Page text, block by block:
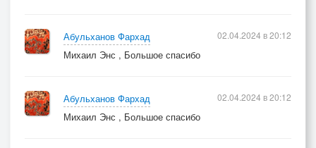
Абульханов Фархад
Михаил Энс , Большое спасибо
02.04.2024 в 20:12
Абульханов Фархад
Михаил Энс , Большое спасибо
02.04.2024 в 20:12